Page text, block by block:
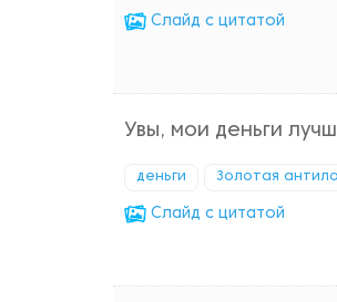
Cлайд с цитатой
Увы, мои деньги
деньги Золотая
Cлайд с цитатой